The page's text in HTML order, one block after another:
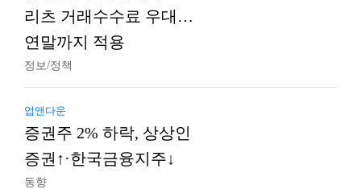
리츠 거래수수료 우대…
연말까지 적용
정보/정책
업앤다운
증권주 2% 하락, 상상인
증권↑·한국금융지주↓
동향